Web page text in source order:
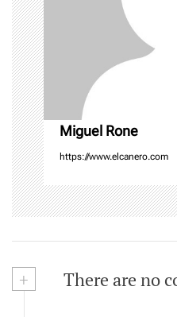
i
o
n
Miguel Rone
https://www.elcanero.com
+ There are no